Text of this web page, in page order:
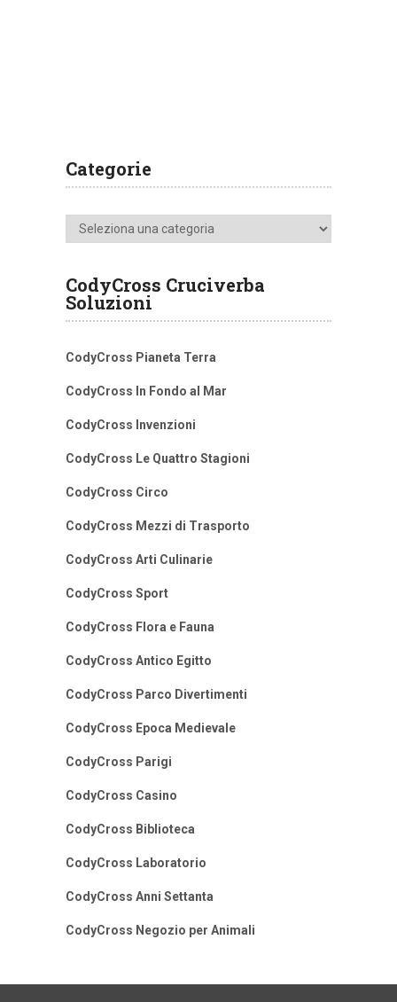
Categorie
Categorie
CodyCross Cruciverba
Soluzioni
CodyCross Pianeta Terra
CodyCross In Fondo al Mar
CodyCross Invenzioni
CodyCross Le Quattro Stagioni
CodyCross Circo
CodyCross Mezzi di Trasporto
CodyCross Arti Culinarie
CodyCross Sport
CodyCross Flora e Fauna
CodyCross Antico Egitto
CodyCross Parco Divertimenti
CodyCross Epoca Medievale
CodyCross Parigi
CodyCross Casino
CodyCross Biblioteca
CodyCross Laboratorio
CodyCross Anni Settanta
CodyCross Negozio per Animali